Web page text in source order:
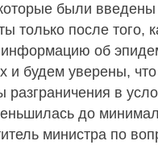
были
только после того,
об
и будем уверены,
разграничения в
до
министра по